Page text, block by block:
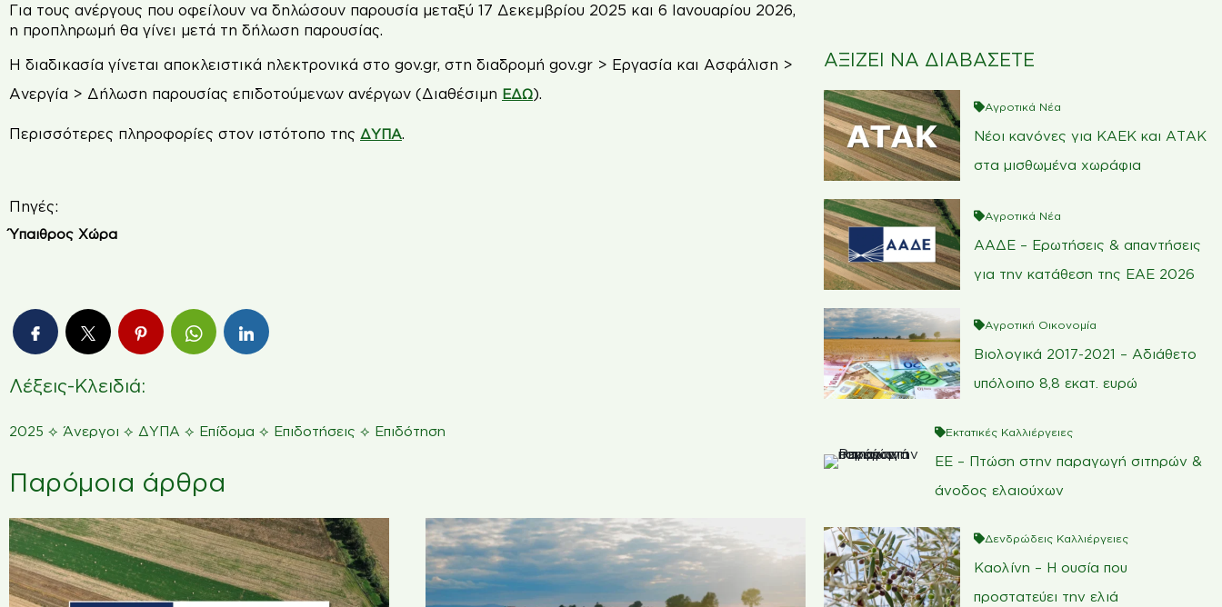
Για τους ανέργους που οφείλουν να δηλώσουν παρουσία μεταξύ 17 Δεκεμβρίου 2025 και 6 Ιανουαρίου 2026,
η προπληρωμή θα γίνει μετά τη δήλωση παρουσίας.
Η διαδικασία γίνεται αποκλειστικά ηλεκτρονικά στο gov.gr, στη διαδρομή gov.gr > Εργασία και Ασφάλιση >
Ανεργία > Δήλωση παρουσίας επιδοτούμενων ανέργων (Διαθέσιμη ΕΔΩ).
Περισσότερες πληροφορίες στον ιστότοπο της ΔΥΠΑ.
Πηγές:
Ύπαιθρος Χώρα
Λέξεις-Κλειδιά:
2025 ⟡ Άνεργοι ⟡ ΔΥΠΑ ⟡ Επίδομα ⟡ Επιδοτήσεις ⟡ Επιδότηση
Παρόμοια άρθρα
ΑΞΙΖΕΙ ΝΑ ΔΙΑΒΑΣΕΤΕ
Αγροτικά Νέα
Νέοι κανόνες για ΚΑΕΚ και ΑΤΑΚ
στα μισθωμένα χωράφια
Αγροτικά Νέα
ΑΑΔΕ – Ερωτήσεις & απαντήσεις
για την κατάθεση της ΕΑΕ 2026
Αγροτική Οικονομία
Βιολογικά 2017-2021 – Αδιάθετο
υπόλοιπο 8,8 εκατ. ευρώ
Εκτατικές Καλλιέργειες
ΕΕ – Πτώση στην παραγωγή σιτηρών &
άνοδος ελαιούχων
Δενδρώδεις Καλλιέργειες
Καολίνη – Η ουσία που
προστατεύει την ελιά